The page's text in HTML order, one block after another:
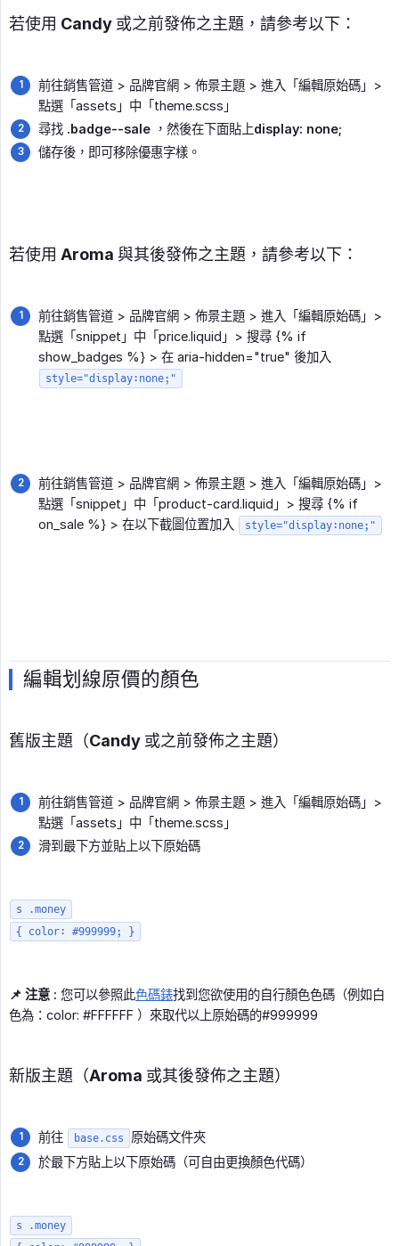
若使用 Candy 或之前發佈之主題，請參考以下：
前往銷售管道 > 品牌官網 > 佈景主題 > 進入「編輯原始碼」>
點選「assets」中「theme.scss」
尋找 .badge--sale ，然後在下面貼上display: none;
儲存後，即可移除優惠字樣。
若使用 Aroma 與其後發佈之主題，請參考以下：
前往銷售管道 > 品牌官網 > 佈景主題 > 進入「編輯原始碼」>
點選「snippet」中「price.liquid」> 搜尋 {% if
show_badges %} > 在 aria-hidden="true" 後加入
style="display:none;"
前往銷售管道 > 品牌官網 > 佈景主題 > 進入「編輯原始碼」>
點選「snippet」中「product-card.liquid」> 搜尋 {% if
on_sale %} > 在以下截圖位置加入
style="display:none;"
編輯划線原價的顏色
舊版主題（Candy 或之前發佈之主題）
前往銷售管道 > 品牌官網 > 佈景主題 > 進入「編輯原始碼」>
點選「assets」中「theme.scss」
滑到最下方並貼上以下原始碼
s .money
{ color: #999999; }
📌 注意 : 您可以參照此色碼錶找到您欲使用的自行顏色色碼（例如白
色為：color: #FFFFFF ）來取代以上原始碼的#999999
新版主題（Aroma 或其後發佈之主題）
前往 base.css
原始碼文件夾
於最下方貼上以下原始碼（可自由更換顏色代碼）
s .money